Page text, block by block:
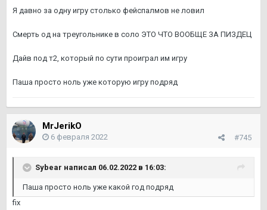
Я давно за одну игру столько фейспалмов не ловил
Смерть од на треугольнике в соло ЭТО ЧТО ВООБЩЕ ЗА ПИЗДЕЦ
Дайв под т2, который по сути проиграл им игру
Паша просто ноль уже которую игру подряд
MrJerikO
#745
6 февраля 2022
Sybear написал 06.02.2022 в 16:03:
Паша просто ноль уже какой год подряд
fix